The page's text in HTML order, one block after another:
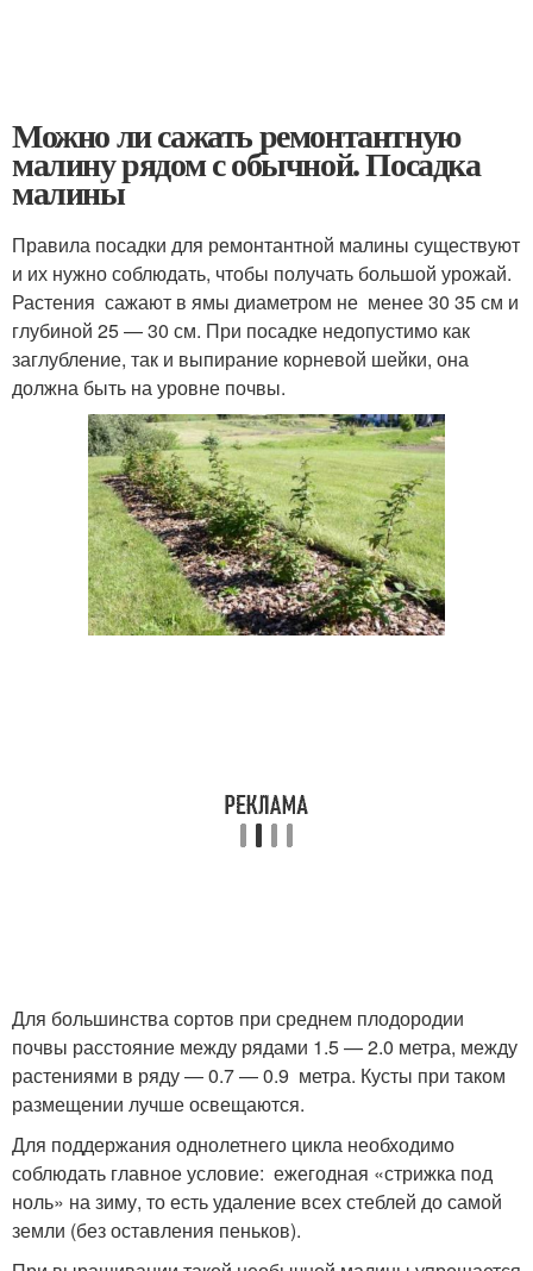
Можно ли сажать ремонтантную
малину рядом с обычной. Посадка
малины
Правила посадки для ремонтантной малины существуют
и их нужно соблюдать, чтобы получать большой урожай.
Растения сажают в ямы диаметром не менее 30 35 см и
глубиной 25 — 30 см. При посадке недопустимо как
заглубление, так и выпирание корневой шейки, она
должна быть на уровне почвы.
Для большинства сортов при среднем плодородии
почвы расстояние между рядами 1.5 — 2.0 метра, между
растениями в ряду — 0.7 — 0.9 метра. Кусты при таком
размещении лучше освещаются.
Для поддержания однолетнего цикла необходимо
соблюдать главное условие: ежегодная «стрижка под
ноль» на зиму, то есть удаление всех стеблей до самой
земли (без оставления пеньков).